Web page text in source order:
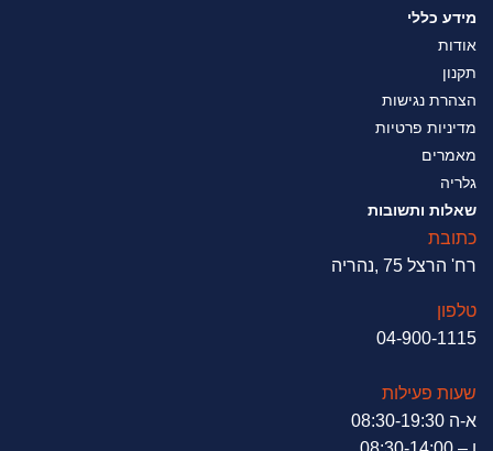
מידע כללי
אודות
תקנון
הצהרת נגישות
מדיניות פרטיות
מאמרים
גלריה
שאלות ותשובות
כתובת
רח' הרצל 75 ,נהריה
טלפון
04-900-1115
שעות פעילות
א-ה 08:30-19:30